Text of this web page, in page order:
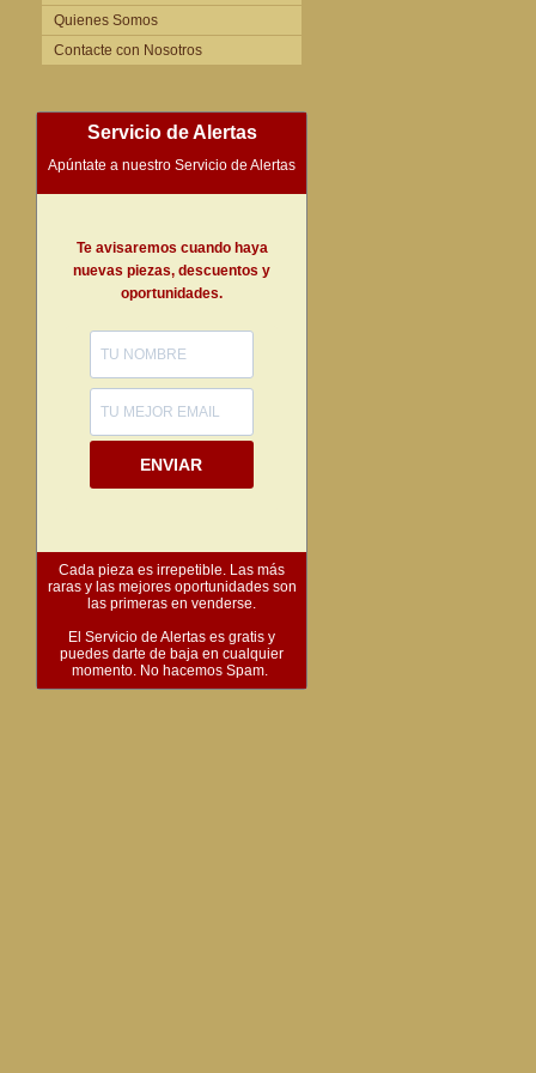
Quienes Somos
Contacte con Nosotros
Servicio de Alertas
Apúntate a nuestro Servicio de Alertas
Te avisaremos cuando haya
nuevas piezas, descuentos y
oportunidades.
ENVIAR
Cada pieza es irrepetible. Las más
raras y las mejores oportunidades son
las primeras en venderse.
El Servicio de Alertas es gratis y
puedes darte de baja en cualquier
momento. No hacemos Spam.